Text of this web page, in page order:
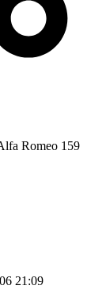
Romeo 159
21:09